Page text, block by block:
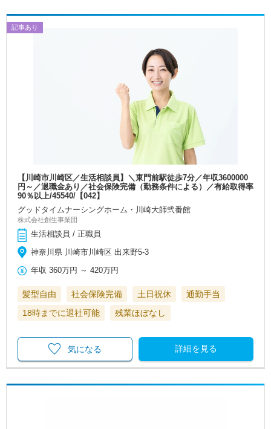
記事あり
【川崎市川崎区／生活相談員】＼東門前駅徒歩7分／年収3600000
円～／退職金あり／社会保険完備（勤務条件による）／有給取得率
90％以上/45540/【042】
グッドタイムナーシングホーム・川崎大師弐番館
株式会社創生事業団
生活相談員 / 正職員
神奈川県 川崎市川崎区 出来野5-3
年収 360万円 ～420万円
髪型自由 社会保険完備 土日祝休
通勤手当
18時までに退社可能
残業ほぼなし
詳細を見る
気になる